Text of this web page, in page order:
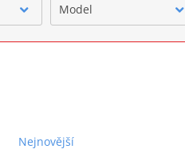
Model
Nejnovější